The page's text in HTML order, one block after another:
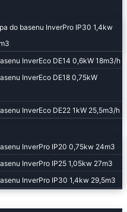
do basenu InverPro IP30 1,4kw
InverEco DE14 0,6kW 18m3/h
InverEco DE18 0,75kW
InverEco DE22 1kW 25,5m3/h
InverPro IP20 0,75kw 24m3
InverPro IP25 1,05kw 27m3
InverPro IP30 1,4kw 29,5m3